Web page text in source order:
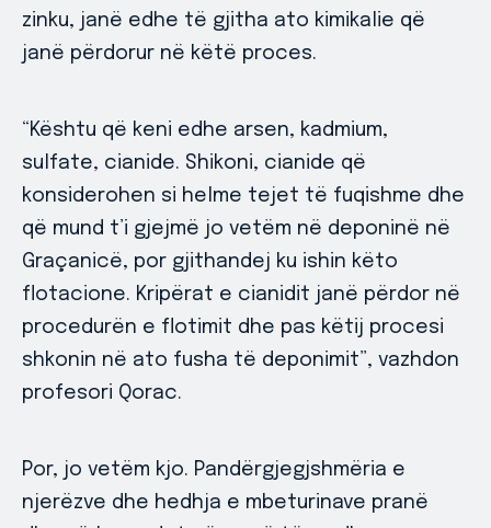
zinku, janë edhe të gjitha ato kimikalie që
janë përdorur në këtë proces.
“Kështu që keni edhe arsen, kadmium,
sulfate, cianide. Shikoni, cianide që
konsiderohen si helme tejet të fuqishme dhe
që mund t’i gjejmë jo vetëm në deponinë në
Graçanicë, por gjithandej ku ishin këto
flotacione. Kripërat e cianidit janë përdor në
procedurën e flotimit dhe pas këtij procesi
shkonin në ato fusha të deponimit”, vazhdon
profesori Qorac.
Por, jo vetëm kjo. Pandërgjegjshmëria e
njerëzve dhe hedhja e mbeturinave pranë